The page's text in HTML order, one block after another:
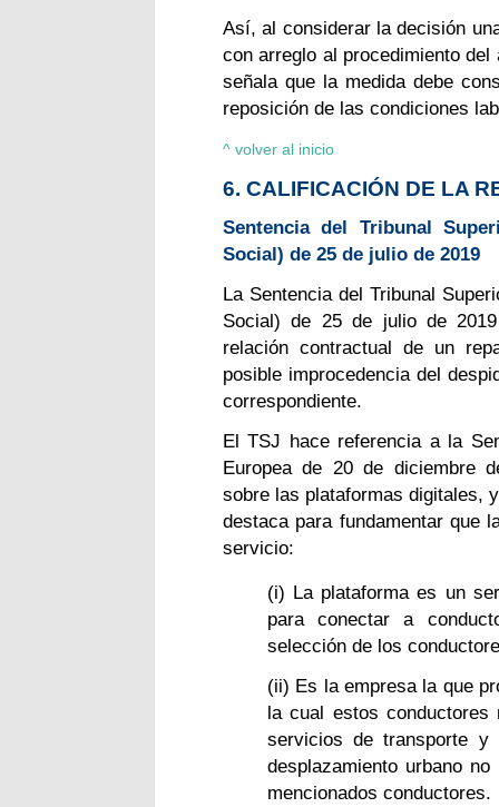
Así, al considerar la decisión
con arreglo al procedimiento
señala que la medida debe
reposición de las condiciones
^ volver al inicio
6. CALIFICACIÓN DE LA
Sentencia del Tribunal
Social) de 25 de julio de 2019
La Sentencia del Tribunal
Social) de 25 de julio de
relación contractual de un
posible improcedencia del
correspondiente.
El TSJ hace referencia a la
Europea de 20 de diciembre
sobre las plataformas digitales,
destaca para fundamentar que
servicio:
(i) La plataforma es un
para conectar a
selección de los
(ii) Es la empresa la que
la cual estos
servicios de transporte y
desplazamiento urbano
mencionados conductores.